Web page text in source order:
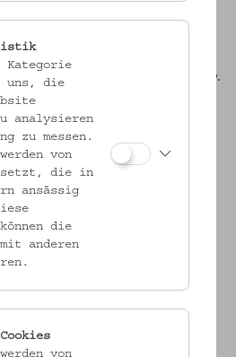
Hirschbirnensaft.
Thema Essen: In der Mostothek
die Mostjause selber mitnehmen bzw.
zur Verfügung.
1
Schönwetter)
Kategorie
uns, die
analysieren
zu messen.
von
die in
ansässig
die
anderen
von